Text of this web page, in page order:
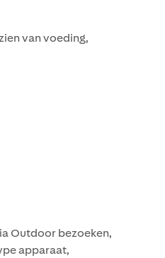
van voeding,
Outdoor bezoeken,
apparaat,